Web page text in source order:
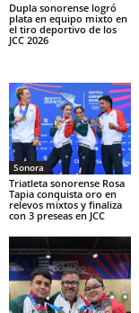
Dupla sonorense logró
plata en equipo mixto en
el tiro deportivo de los
JCC 2026
Sonora
Triatleta sonorense Rosa
Tapia conquista oro en
relevos mixtos y finaliza
con 3 preseas en JCC